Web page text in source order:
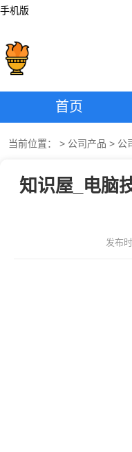
手机版
首页
当前位置： > 公司产品 > 公
知识屋_电脑
发布